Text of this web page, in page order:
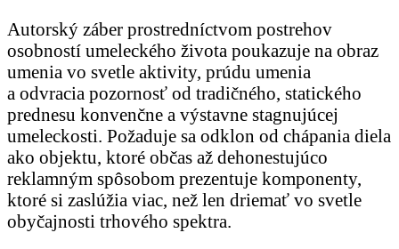
Autorský záber prostredníctvom postrehov
osobností umeleckého života poukazuje na obraz
umenia vo svetle aktivity, prúdu umenia
a odvracia pozornosť od tradičného, statického
prednesu konvenčne a výstavne stagnujúcej
umeleckosti. Požaduje sa odklon od chápania diela
ako objektu, ktoré občas až dehonestujúco
reklamným spôsobom prezentuje komponenty,
ktoré si zaslúžia viac, než len driemať vo svetle
obyčajnosti trhového spektra.